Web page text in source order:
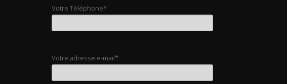
Votre Téléphone*
Votre adresse e-mail*